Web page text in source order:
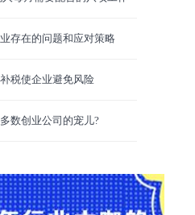
存在的问题和应对策略
税使企业避免风险
数创业公司的宠儿?